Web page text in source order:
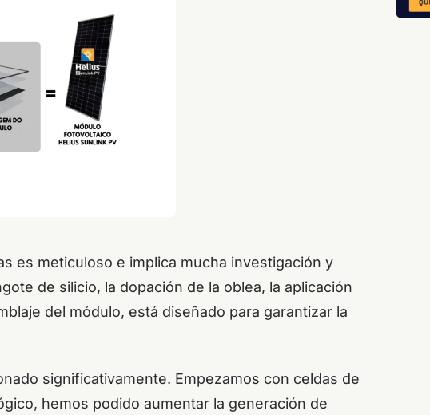
es meticuloso e implica mucha investigación y
de silicio, la dopación de la oblea, la aplicación
del módulo, está diseñado para garantizar la
significativamente. Empezamos con celdas de
hemos podido aumentar la generación de